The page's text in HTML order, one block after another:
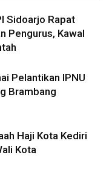
Sidoarjo Rapat
Pengurus, Kawal
Pelantikan IPNU
Brambang
Haji Kota Kediri
Kota